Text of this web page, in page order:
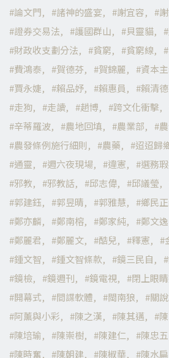
論文門
諸神的盛宴 謝宜容
證券交易法
護國群山 貝靈貓
財政收支劃分法
貧窮 貧窮線
費鴻泰
賀德芬 賀錦麗 資本
賈永婕
賴品妤 賴惠員 賴清德
走狗
走讀 趙博 跨文化衝擊
辛蒂羅波
農地回填 農業部
農發條例施行細則
農藥 迢迢歸
通靈
週六夜現場 違憲 選務
邪教
邪教話 邱志偉 邱議瑩
郭建鈺
郭昱晴 郭雅慧 鄉民
鄭亦麟
鄭南榕 鄭家純 鄭文逸
鄭麗君
鄭麗文 酷兒 釋憲
鍾文智
鍾文智條款 鏡三民自
鏡檢
鏡週刊 鏡電視 閉上眼
開幕式
間諜軟體 閩南狼 關說
阿薰與小彩
陳之漢 陳其邁
陳培瑜
陳崇樹 陳建仁 陳忠五
陳時奮
陳朝建 陳椒華 陳水扁